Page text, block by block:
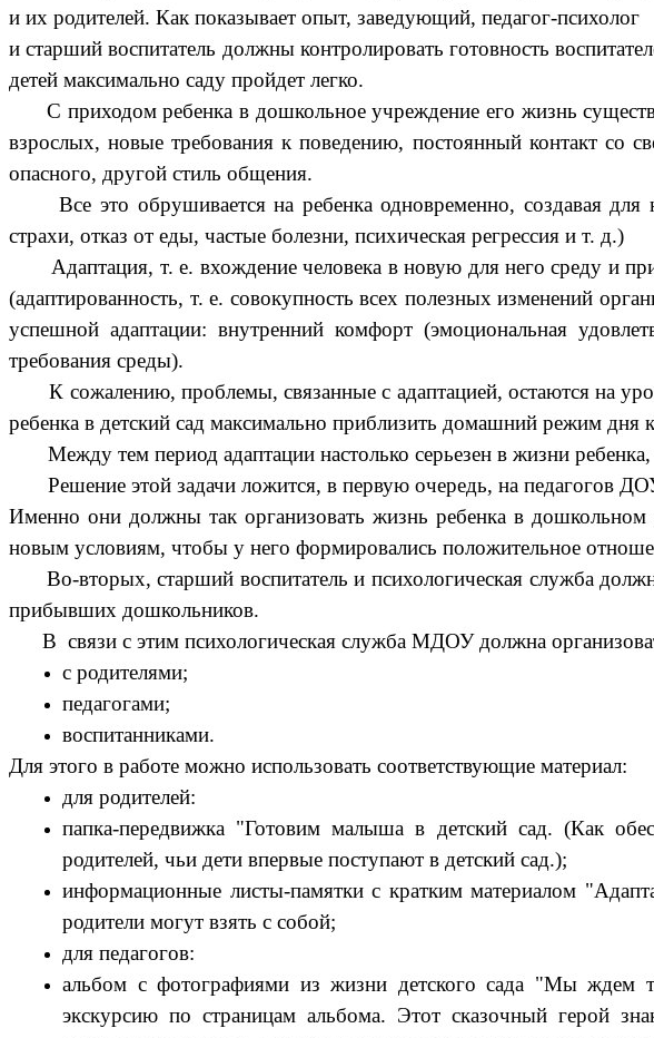
и их родителей. Как показывает опыт, заведующий, педагог-психолог
и старший воспитатель должны контролировать готовность
детей максимально саду пройдет легко.
С приходом ребенка в дошкольное учреждение его жизнь
взрослых, новые требования к поведению, постоянный контакт со
опасного, другой стиль общения.
Все это обрушивается на ребенка одновременно, создавая для
страхи, отказ от еды, частые болезни, психическая регрессия и т. д.)
Адаптация, т. е. вхождение человека в новую для него среду и
(адаптированность, т. е. совокупность всех полезных изменений
успешной адаптации: внутренний комфорт (эмоциональная
требования среды).
К сожалению, проблемы, связанные с адаптацией, остаются на
ребенка в детский сад максимально приблизить домашний режим
Между тем период адаптации настолько серьезен в жизни
Решение этой задачи ложится, в первую очередь, на педагогов
Именно они должны так организовать жизнь ребенка в
новым условиям, чтобы у него формировались положительное
Во-вторых, старший воспитатель и психологическая служба
прибывших дошкольников.
В связи с этим психологическая служба МДОУ должна
с родителями;
педагогами;
воспитанниками.
Для этого в работе можно использовать соответствующие материал:
для родителей:
папка-передвижка "Готовим малыша в детский сад. (Как
родителей, чьи дети впервые поступают в детский сад.);
информационные листы-памятки с кратким материалом
родители могут взять с собой;
для педагогов:
альбом с фотографиями из жизни детского сада "Мы ждем
экскурсию по страницам альбома. Этот сказочный герой